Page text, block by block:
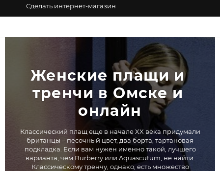
Сделать интернет-магазин
Женские плащи и
тренчи в Омске и
онлайн
Классический плащ еще в начале XX века придумали
британцы – песочный цвет, два борта, тартановая
подкладка. Если вам нужен именно такой, лучшего
варианта, чем Burberry или Aquascutum, не найти.
Классическому тренчу, однако, есть множество